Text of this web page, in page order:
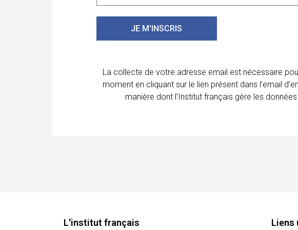
JE M'INSCRIS
La collecte de votre adresse email est nécessaire
moment en cliquant sur le lien présent dans l’email
manière dont l’Institut français gère les
L'institut français Liens